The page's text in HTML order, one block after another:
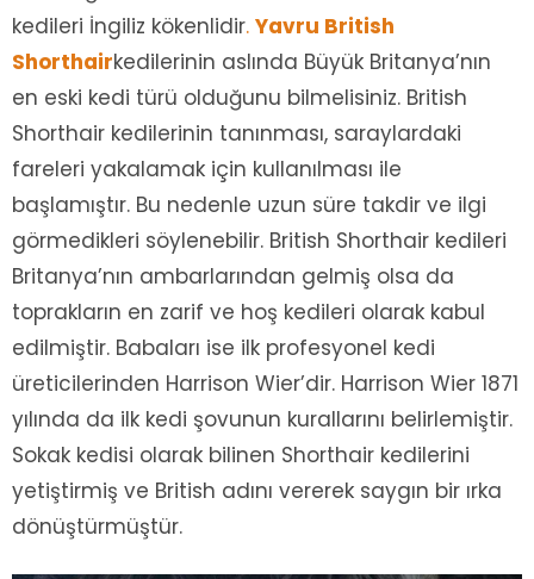
kedileri İngiliz kökenlidir. Yavru British
Shorthairkedilerinin aslında Büyük Britanya’nın
en eski kedi türü olduğunu bilmelisiniz. British
Shorthair kedilerinin tanınması, saraylardaki
fareleri yakalamak için kullanılması ile
başlamıştır. Bu nedenle uzun süre takdir ve ilgi
görmedikleri söylenebilir. British Shorthair kedileri
Britanya’nın ambarlarından gelmiş olsa da
toprakların en zarif ve hoş kedileri olarak kabul
edilmiştir. Babaları ise ilk profesyonel kedi
üreticilerinden Harrison Wier’dir. Harrison Wier 1871
yılında da ilk kedi şovunun kurallarını belirlemiştir.
Sokak kedisi olarak bilinen Shorthair kedilerini
yetiştirmiş ve British adını vererek saygın bir ırka
dönüştürmüştür.